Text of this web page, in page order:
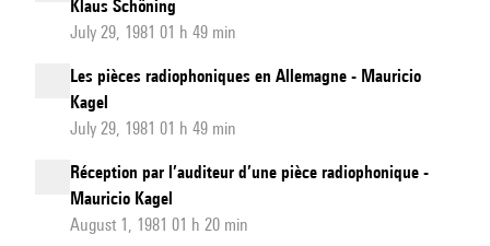
Klaus Schöning
July 29, 1981 01 h 49 min
Les pièces radiophoniques en Allemagne - Mauricio
Kagel
July 29, 1981 01 h 49 min
Réception par l’auditeur d’une pièce radiophonique -
Mauricio Kagel
August 1, 1981 01 h 20 min